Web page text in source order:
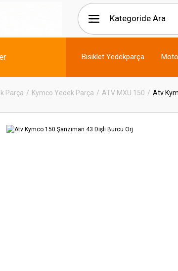
Bisiklet Yedekparça
Parça Kymco Yedek Parça ATV MXU 150 Atv